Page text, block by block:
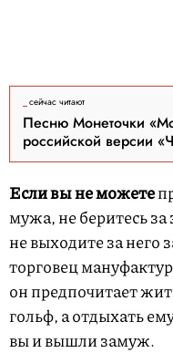
сейчас читают
Песню Монеточки
российской версии
Если вы не можете
мужа, не беритесь
не выходите за
торговец
он предпочитает
гольф, а отдыхать
вы и вышли замуж.